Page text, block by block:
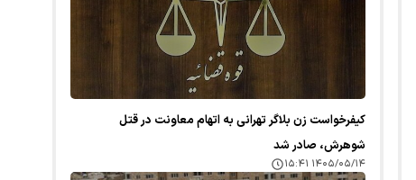
کیفرخواست زن بلاگر تهرانی به اتهام معاونت در قتل
شوهرش، صادر شد
۱۴۰۵/۰۵/۱۴ ۱۵:۴۱